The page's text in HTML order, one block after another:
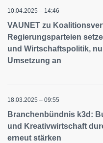
10.04.2025 – 14:46
VAUNET zu
Regierungsparteien
und Wirtschaftspolitik,
Umsetzung an
18.03.2025 – 09:55
Branchenbündnis k3d:
und Kreativwirtschaft
erneut stärken